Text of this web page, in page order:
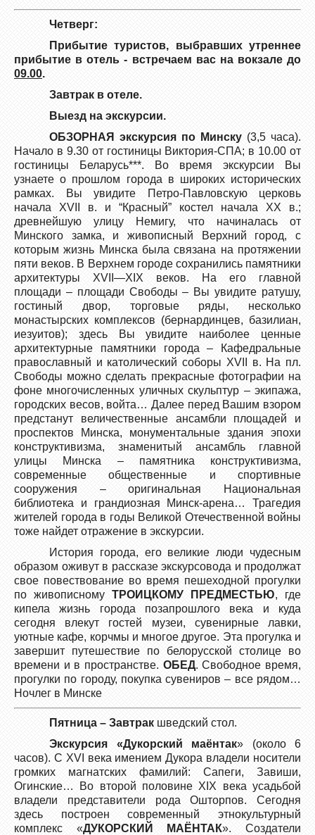
Четверг:
Прибытие туристов, выбравших утреннее
прибытие в отель - встречаем вас на вокзале до
09.00.
Завтрак в отеле.
Выезд на экскурсии.
ОБЗОРНАЯ экскурсия по Минску (3,5 часа).
Начало в 9.30 от гостиницы Виктория-СПА; в 10.00 от
гостиницы Беларусь***. Во время экскурсии Вы
узнаете о прошлом города в широких исторических
рамках. Вы увидите Петро-Павловскую церковь
начала ХVII в. и “Красный” костел начала ХХ в.;
древнейшую улицу Немигу, что начиналась от
Минского замка, и живописный Верхний город, с
которым жизнь Минска была связана на протяжении
пяти веков. В Верхнем городе сохранились памятники
архитектуры XVII—XIX веков. На его главной
площади – площади Свободы – Вы увидите ратушу,
гостиный двор, торговые ряды, несколько
монастырских комплексов (бернардинцев, базилиан,
иезуитов); здесь Вы увидите наиболее ценные
архитектурные памятники города – Кафедральные
православный и католический соборы ХVII в. На пл.
Свободы можно сделать прекрасные фотографии на
фоне многочисленных уличных скульптур – экипажа,
городских весов, войта… Далее перед Вашим взором
предстанут величественные ансамбли площадей и
проспектов Минска, монументальные здания эпохи
конструктивизма, знаменитый ансамбль главной
улицы Минска – памятника конструктивизма,
современные общественные и спортивные
сооружения – оригинальная Национальная
библиотека и грандиозная Минск-арена… Трагедия
жителей города в годы Великой Отечественной войны
тоже найдет отражение в экскурсии.
История города, его великие люди чудесным
образом оживут в рассказе экскурсовода и продолжат
свое повествование во время пешеходной прогулки
по живописному ТРОИЦКОМУ ПРЕДМЕСТЬЮ, где
кипела жизнь города позапрошлого века и куда
сегодня влекут гостей музеи, сувенирные лавки,
уютные кафе, корчмы и многое другое. Эта прогулка и
завершит путешествие по белорусской столице во
времени и в пространстве. ОБЕД. Свободное время,
прогулки по городу, покупка сувениров – все рядом…
Ночлег в Минске
Пятница – Завтрак шведский стол.
Экскурсия «Дукорский маёнтак» (около 6
часов). С ХVI века имением Дукора владели носители
громких магнатских фамилий: Сапеги, Завиши,
Огинские… Во второй половине XIX века усадьбой
владели представители рода Ошторпов. Сегодня
здесь построен современный этнокультурный
комплекс «ДУКОРСКИЙ МАЁНТАК». Создатели